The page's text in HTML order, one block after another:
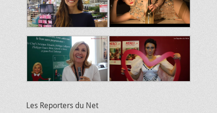
Les Reporters du Net